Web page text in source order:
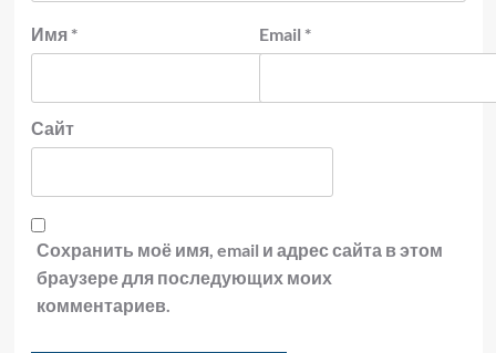
Имя * Email *
Сайт
Сохранить моё имя, email и адрес сайта в этом
браузере для последующих моих
комментариев.